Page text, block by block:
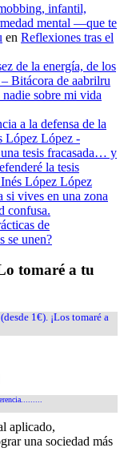
infantil,
mental —que te
en Reflexiones tras el
de la energía, de los
Bitácora de aabrilru
sobre mi vida
a la defensa de la
López López -
tesis fracasada… y
la tesis
López López
vives en una zona
confusa.
de
se unen?
tomaré a tu
(desde 1€). ¡Los tomaré a
aplicado,
una sociedad más